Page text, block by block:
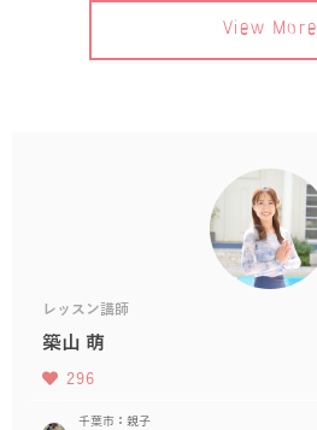
View More
レッスン講師
築山 萌
296
千葉市：親子